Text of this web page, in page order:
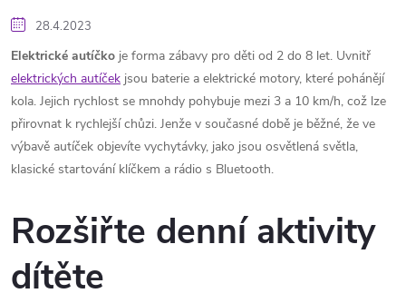
28.4.2023
Elektrické autíčko je forma zábavy pro děti od 2 do 8 let. Uvnitř
elektrických autíček jsou baterie a elektrické motory, které pohánějí
kola. Jejich rychlost se mnohdy pohybuje mezi 3 a 10 km/h, což lze
přirovnat k rychlejší chůzi. Jenže v současné době je běžné, že ve
výbavě autíček objevíte vychytávky, jako jsou osvětlená světla,
klasické startování klíčkem a rádio s Bluetooth.
Rozšiřte denní aktivity
dítěte